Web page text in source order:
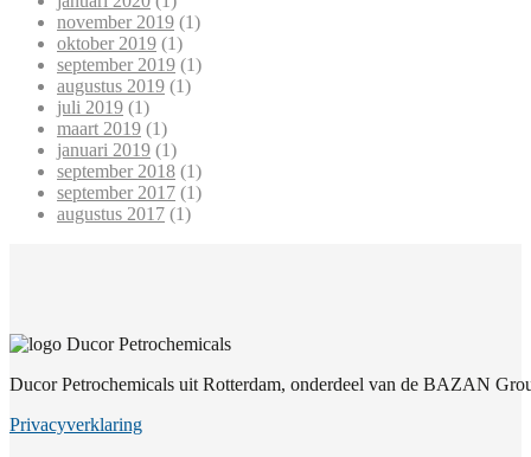
november 2019 (1)
oktober 2019 (1)
september 2019 (1)
augustus 2019 (1)
juli 2019 (1)
maart 2019 (1)
januari 2019 (1)
september 2018 (1)
september 2017 (1)
augustus 2017 (1)
Ducor Petrochemicals uit Rotterdam, onderdeel van de BAZAN
Privacyverklaring